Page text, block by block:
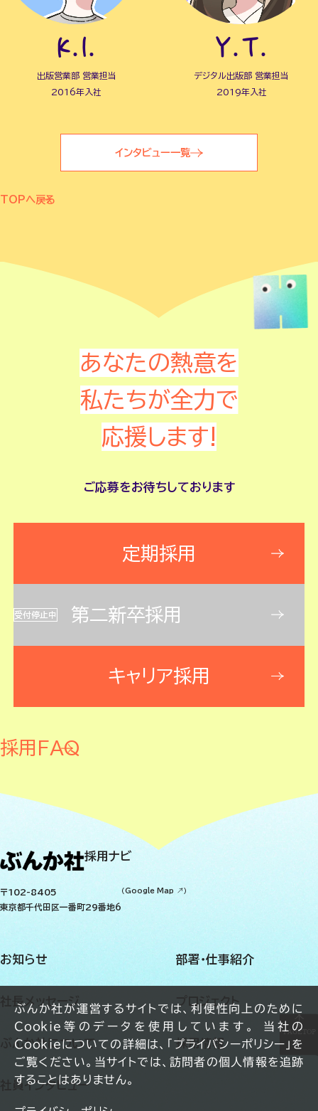
K.I.
出版営業部 営業担当
2016年入社
Y.T.
デジタル出版部 営業担当
2019年入社
インタビュー一覧
TOPへ戻る
あなたの熱意を
私たちが全力で
応援します!
ご応募をお待ちしております
定期採用
受付停止中 第二新卒採用
キャリア採用
採用FAQ
PAGETOP
採用ナビ
〒102-8405
東京都千代田区一番町29番地6
（ Google Map ）
お知らせ
社長メッセージ
ぶんか社について
社員インタビュー
部署・仕事紹介
プロジェクト
採用情報
ぶんか社が運営するサイトでは、利便性向上のために
Cookie等のデータを使用しています。 当社の
Cookieについての詳細は、「プライバシーポリシー」を
ご覧ください。当サイトでは、訪問者の個人情報を追跡
することはありません。